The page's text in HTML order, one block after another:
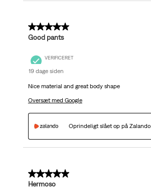
5 ud af 5 stjerner.
Good pants
VERIFICERET
19 dage siden
Nice material and great body shape
Oversæt med Google
Oprindeligt slået op på Zalando
5 ud af 5 stjerner.
Hermoso